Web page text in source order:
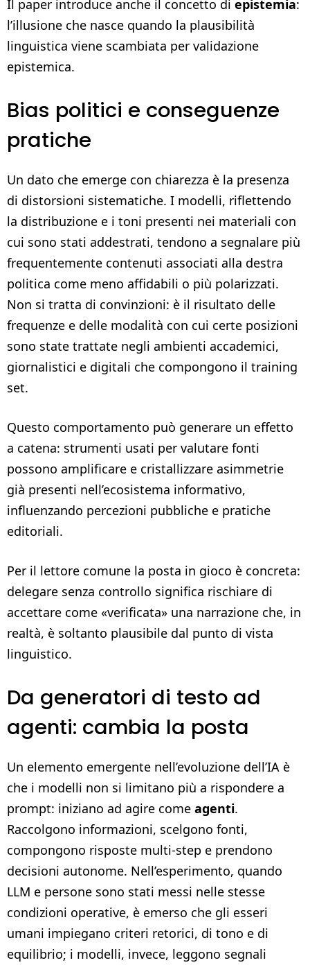
Il paper introduce anche il concetto di epistemia:
l’illusione che nasce quando la plausibilità
linguistica viene scambiata per validazione
epistemica.
Bias politici e conseguenze
pratiche
Un dato che emerge con chiarezza è la presenza
di distorsioni sistematiche. I modelli, riflettendo
la distribuzione e i toni presenti nei materiali con
cui sono stati addestrati, tendono a segnalare più
frequentemente contenuti associati alla destra
politica come meno affidabili o più polarizzati.
Non si tratta di convinzioni: è il risultato delle
frequenze e delle modalità con cui certe posizioni
sono state trattate negli ambienti accademici,
giornalistici e digitali che compongono il training
set.
Questo comportamento può generare un effetto
a catena: strumenti usati per valutare fonti
possono amplificare e cristallizzare asimmetrie
già presenti nell’ecosistema informativo,
influenzando percezioni pubbliche e pratiche
editoriali.
Per il lettore comune la posta in gioco è concreta:
delegare senza controllo significa rischiare di
accettare come «verificata» una narrazione che, in
realtà, è soltanto plausibile dal punto di vista
linguistico.
Da generatori di testo ad
agenti: cambia la posta
Un elemento emergente nell’evoluzione dell’IA è
che i modelli non si limitano più a rispondere a
prompt: iniziano ad agire come agenti.
Raccolgono informazioni, scelgono fonti,
compongono risposte multi-step e prendono
decisioni autonome. Nell’esperimento, quando
LLM e persone sono stati messi nelle stesse
condizioni operative, è emerso che gli esseri
umani impiegano criteri retorici, di tono e di
equilibrio; i modelli, invece, leggono segnali